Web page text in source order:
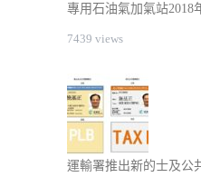
專用石油氣加氣站2018
7439 views
運輸署推出新的士及公